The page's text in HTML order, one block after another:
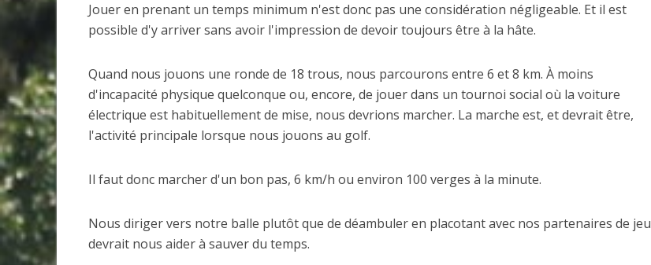
Jouer en prenant un temps minimum n'est donc pas une considération négligeable. Et il est
possible d'y arriver sans avoir l'impression de devoir toujours être à la hâte.
Quand nous jouons une ronde de 18 trous, nous parcourons entre 6 et 8 km. À moins
d'incapacité physique quelconque ou, encore, de jouer dans un tournoi social où la voiture
électrique est habituellement de mise, nous devrions marcher. La marche est, et devrait être,
l'activité principale lorsque nous jouons au golf.
Il faut donc marcher d'un bon pas, 6 km/h ou environ 100 verges à la minute.
Nous diriger vers notre balle plutôt que de déambuler en placotant avec nos partenaires de jeu
devrait nous aider à sauver du temps.